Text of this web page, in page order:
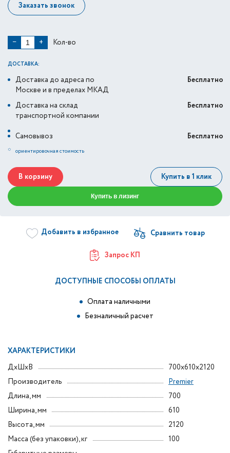
Заказать звонок
− + Кол-во
ДОСТАВКА:
Доставка до адреса по
Москве и в пределах МКАД
Бесплатно
Доставка на склад
транспортной компании
Бесплатно
Самовывоз
Бесплатно
* ориентировочная стоимость
В корзину Купить в 1 клик
Купить в лизинг
Добавить в избранное
Запрос КП
ДОСТУПНЫЕ СПОСОБЫ ОПЛАТЫ
Оплата наличными
Безналичный расчет
ХАРАКТЕРИСТИКИ
ДxШxВ
700x610x2120
Производитель
Premier
Длина, мм
700
Ширина, мм
610
Высота, мм
2120
Масса (без упаковки), кг
100